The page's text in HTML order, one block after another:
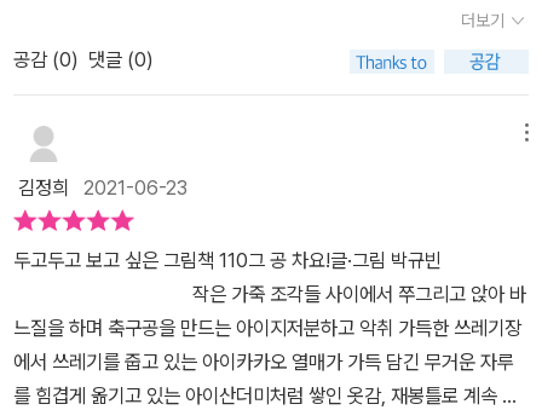
고, 옷 만드는 아이가 찬 공은 전쟁터에서 총을 쥔 아이에게 도착합니
다. 총을 버리고 화려한 드리블을 하며 달려간 이 아이가 찬 공은 골
거운 카카오 열매가 아닌, 바늘이 아닌, 총을 들지 않고 알록달록 예
쁜 가방을 맨 뒷모습을 보면서 이제 이 아이들도 일터가 아닌 학교
로 가서 하고 싶은 걸 할 수 있을거라는 기분 좋은 상상을 해봅니다. ​
책가방을 메고 학교에 가서 교육을 받는 것을 당연하게 생각했는
데 아직도 제대로 교육을 받지 못하고 일터로 내몰리는 아이들이 있
다는 것에 너무 마음이 아팠습니다. 잊혀지고 있었던 아동 노동 문제
에 대해서 이 그림책을 통해 다시 알려지기를 바라면서 모든 아이들
이 당연하게 학교에 갈 수 있는 그날까지 "그 공 차요!"라고 외쳐봅시
창 친구들과 뛰어 놀고, 학교를 다녀야 할 아이들이 어려운 형편과 가
정 환경때문에 끔찍한 노동현장에 내던져져야 했고, 또 그 아이들
을 돈 때문에 착취하는 어른들이 있다는 사실은, 같은 어른으로서 부
끄러울 뿐이다.다행히 지금은 아동들이 학교에 다닐 수 있도록 많
은 사람들이 노력하고 있다. 물론 아직 많이 부족하지만 분명 점
점 더 나아질 것이다.이 책은 우리가 무지하고 무관심 했던 아동 노동
의 심각성을 인식하고, 반성하게 하며, 아이들에게 조금이나마 힘
이 될 방법을 생각해 보게 한다. 그리고, 그 아이들이 아이다운 생활
을 누릴 수 있고, 밝게 웃을 수 있는, 희망찬 세상을 이야기 한
다. 그 희망이 단지 희망이 아니라 현실이 되는 세상을 바래본다.
더보기
공감 (0) 댓글 (0)
김정희 2021-06-23
두고두고 보고 싶은 그림책 110그 공 차요!글·그림 박규빈
느질을 하며 축구공을 만드는 아이​지저분하고 악취 가득한 쓰레기장
에서 쓰레기를 줍고 있는 아이​카카오 열매가 가득 담긴 무거운 자루
를 힘겹게 옮기고 있는 아이​산더미처럼 쌓인 옷감, 재봉틀로 계속 옷